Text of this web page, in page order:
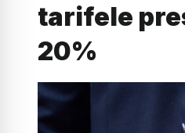
tarifele
20%